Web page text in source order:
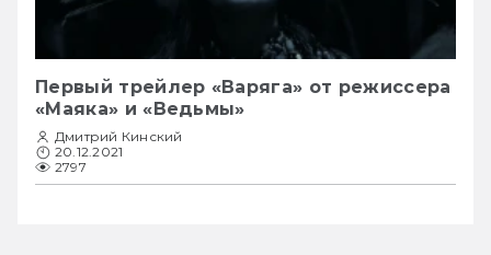
Первый трейлер «Варяга» от режиссера
«Маяка» и «Ведьмы»
Дмитрий Кинский
20.12.2021
2797